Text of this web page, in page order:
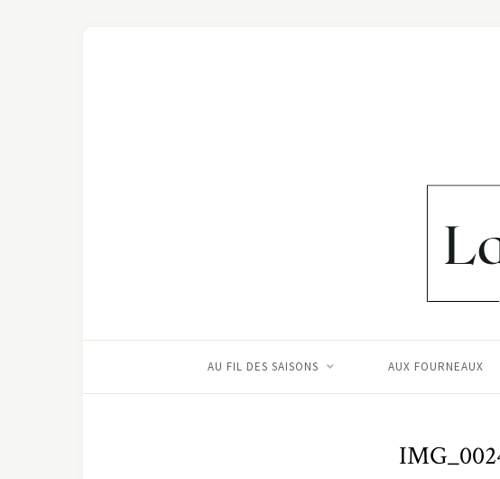
AU FIL DES SAISONS AUX FOURNEAUX